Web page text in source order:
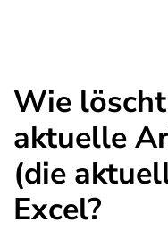
Wie
aktuelle
(die
Excel?